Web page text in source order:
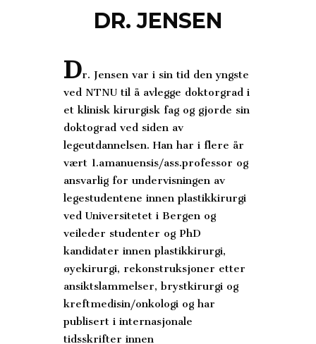
DR. JENSEN
Dr. Jensen var i sin tid den yngste
ved NTNU til å avlegge doktorgrad i
et klinisk kirurgisk fag og gjorde sin
doktograd ved siden av
legeutdannelsen. Han har i flere år
vært 1.amanuensis/ass.professor og
ansvarlig for undervisningen av
legestudentene innen plastikkirurgi
ved Universitetet i Bergen og
veileder studenter og PhD
kandidater innen plastikkirurgi,
øyekirurgi, rekonstruksjoner etter
ansiktslammelser, brystkirurgi og
kreftmedisin/onkologi og har
publisert i internasjonale
tidsskrifter innen